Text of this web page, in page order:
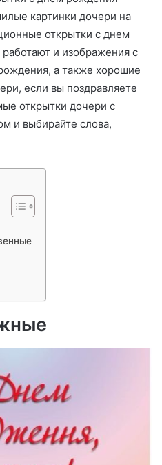
картинки дочери на
открытки с днем
и изображения с
а также хорошие
если вы поздравляете
открытки дочери с
и выбирайте слова,